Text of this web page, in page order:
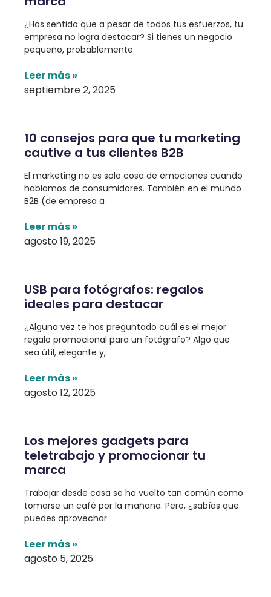
¿Has sentido que a pesar de todos tus esfuerzos, tu
empresa no logra destacar? Si tienes un negocio
pequeño, probablemente
Leer más »
septiembre 2, 2025
10 consejos para que tu marketing
cautive a tus clientes B2B
El marketing no es solo cosa de emociones cuando
hablamos de consumidores. También en el mundo
B2B (de empresa a
Leer más »
agosto 19, 2025
USB para fotógrafos: regalos
ideales para destacar
¿Alguna vez te has preguntado cuál es el mejor
regalo promocional para un fotógrafo? Algo que
sea útil, elegante y,
Leer más »
agosto 12, 2025
Los mejores gadgets para
teletrabajo y promocionar tu
marca
Trabajar desde casa se ha vuelto tan común como
tomarse un café por la mañana. Pero, ¿sabías que
puedes aprovechar
Leer más »
agosto 5, 2025